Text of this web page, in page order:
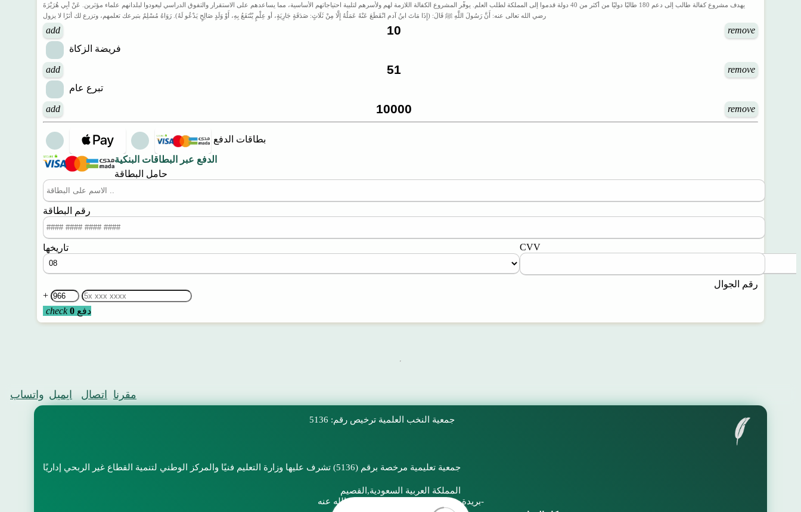
يهدف مشروع كفالة طالب إلى دعم 180 طالبًا دوليًا من أكثر من 40 دولة قدموا إلى المملكة لطلب العلم. يوفّر المشروع الكفالة اللازمة لهم ولأسرهم لتلبية احتياجاتهم الأساسية، مما يساعدهم على الاستقرار والتفوق الدراسي ليعودوا لبلدانهم علماء مؤثرين. عَنْ أَبِي هُرَيْرَةَ
رضي الله تعالى عنه: أَنَّ رَسُولَ اللَّهِ ﷺ قَالَ: (إِذَا مَاتَ ابنُ آدم انْقَطَعَ عَنْهُ عَمَلُهُ إِلَّا مِنْ ثَلَاثٍ: صَدَقَةٍ جَارِيَةٍ، أو عِلْمٍ يُنْتَفَعُ بِهِ، أَوْ وَلَدٍ صَالِحٍ يَدْعُو لَهُ). رَوَاهُ مُسْلِمٌ بتبرعك تعلمهم، وتزرع لك أثرًا لا يزول
add
remove
فريضة الزكاة
add
remove
تبرع عام
add remove
بطاقات الدفع
الدفع عبر البطاقات البنكية
حامل البطاقة
رقم البطاقة
تاريخها
CVV
رقم الجوال
+
check
دفع 0
واتساب ايميل اتصال مقرنا
جمعية النخب العلمية ترخيص رقم: 5136
جمعية تعليمية مرخصة برقم (5136) تشرف عليها وزارة التعليم فنيًا والمركز الوطني لتنمية القطاع غير الربحي إداريًا
المملكة العربية السعودية,القصيم
بريدة , طريق عثمان بن عفان -رضي الله عنه-